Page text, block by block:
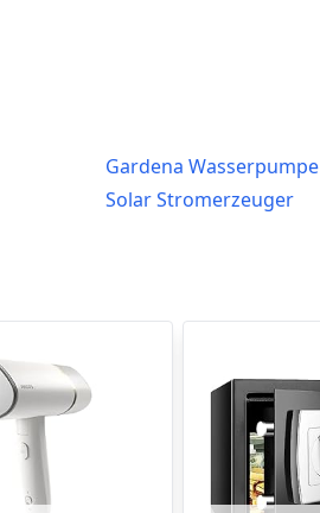
Gardena Wasserpumpe
Solar Stromerzeuger